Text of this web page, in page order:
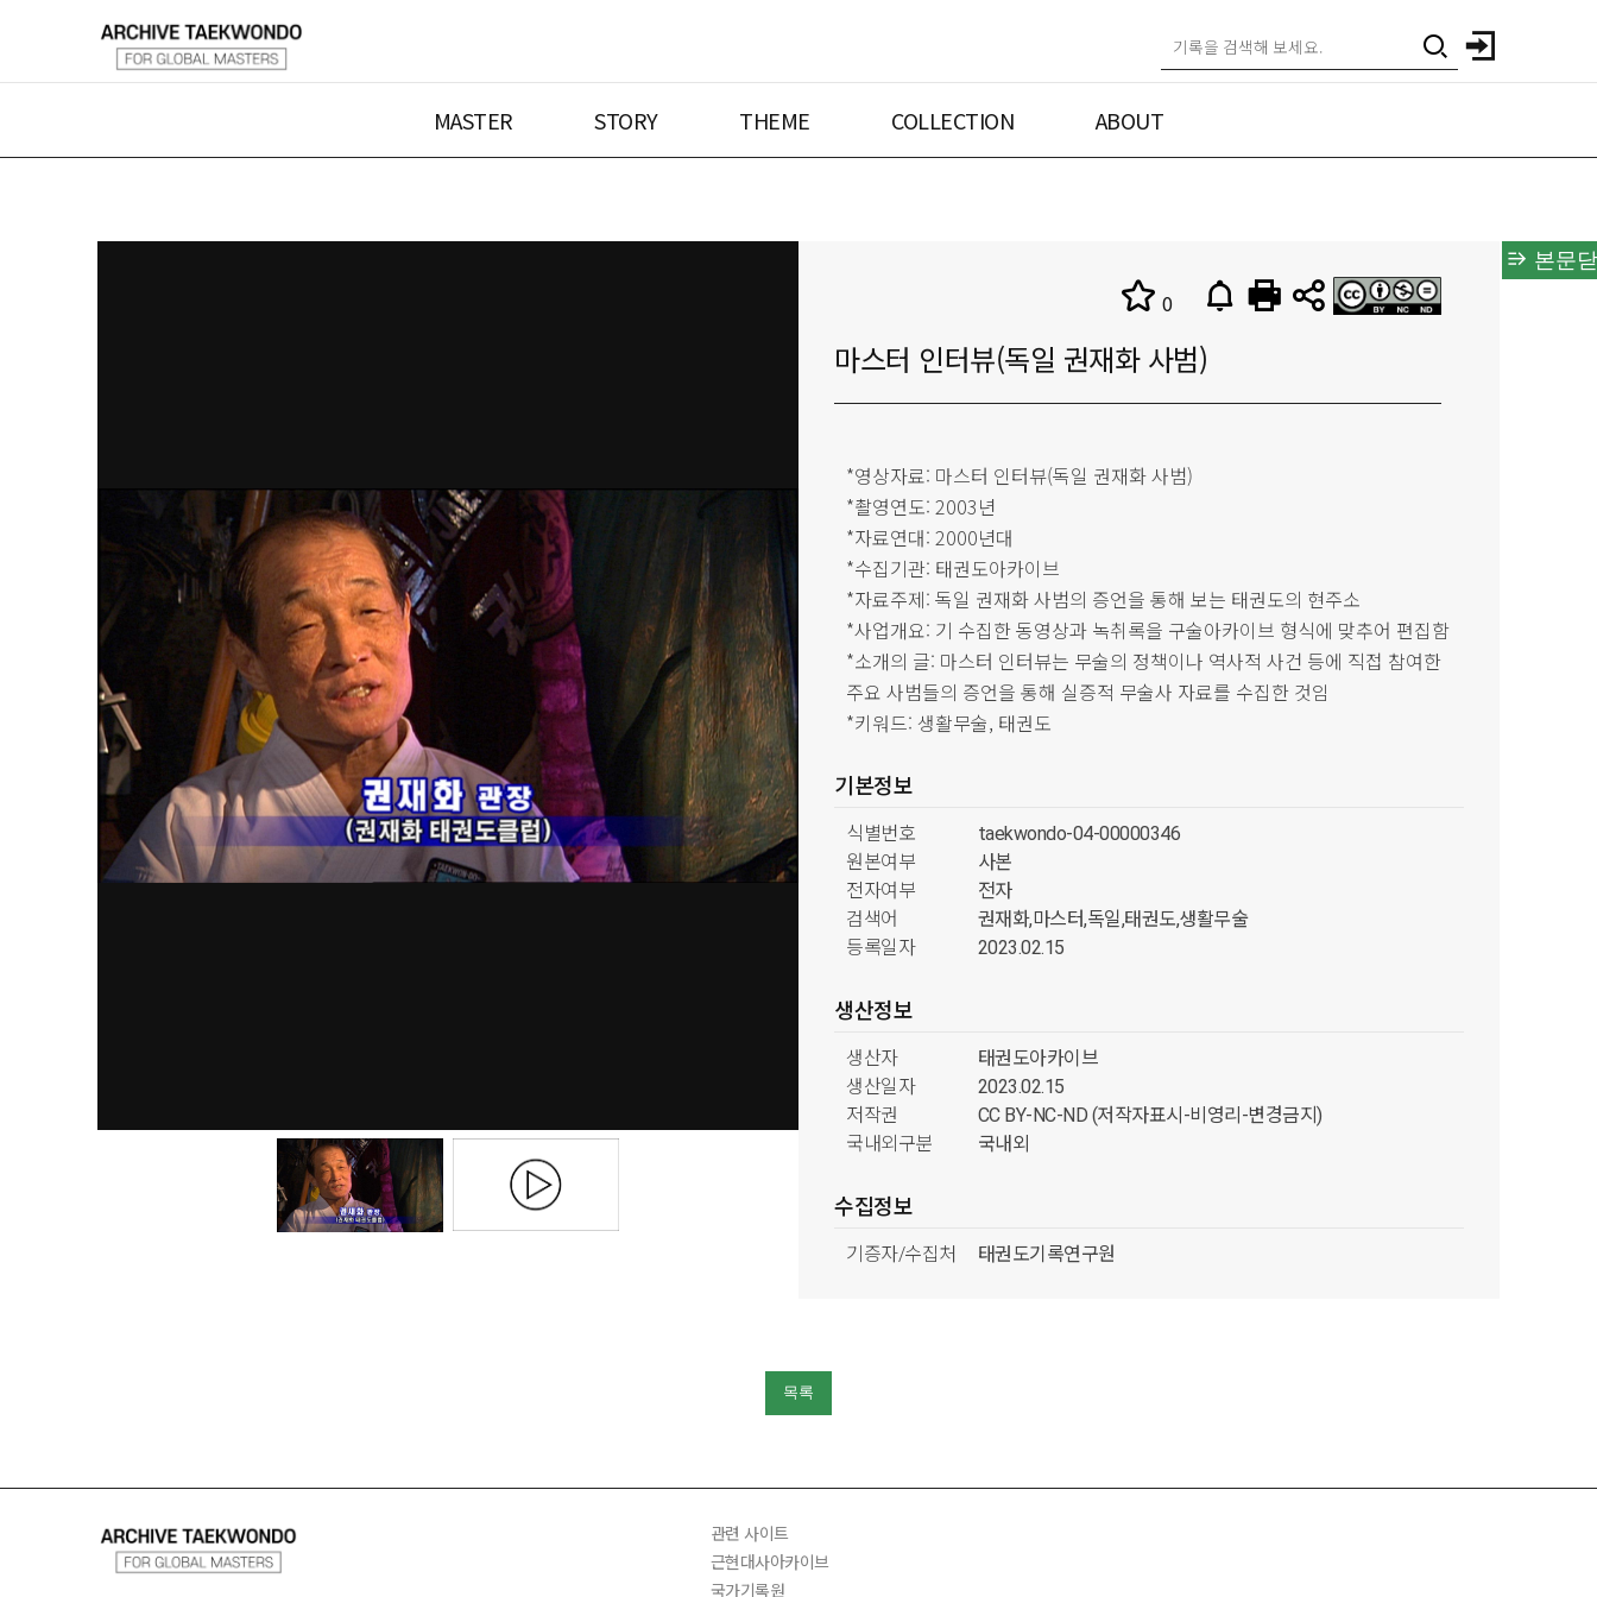
MASTER STORY THEME COLLECTION ABOUT
본문
0
마스터 인터뷰(독일 권재화 사범)
*영상자료: 마스터 인터뷰(독일 권재화 사범)
*촬영연도: 2003년
*자료연대: 2000년대
*수집기관: 태권도아카이브
*자료주제: 독일 권재화 사범의 증언을 통해 보는 태권도의 현주소
*사업개요: 기 수집한 동영상과 녹취록을 구술아카이브 형식에 맞추어 편집함
*소개의 글: 마스터 인터뷰는 무술의 정책이나 역사적 사건 등에 직접 참여한
주요 사범들의 증언을 통해 실증적 무술사 자료를 수집한 것임
*키워드: 생활무술, 태권도
기본정보
식별번호
taekwondo-04-00000346
원본여부
사본
전자여부
전자
검색어
권재화,마스터,독일,태권도,생활무술
등록일자
2023.02.15
생산정보
생산자
태권도아카이브
생산일자
2023.02.15
저작권
CC BY-NC-ND (저작자표시-비영리-변경금지)
국내외구분
국내외
수집정보
기증자/수집처 태권도기록연구원
목록
관련 사이트
근현대사아카이브
국가기록원